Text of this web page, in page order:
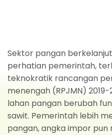
Sektor pangan
perhatian pemerintah,
teknokratik rancangan
menengah (RPJMN)
lahan pangan berubah
sawit. Pemerintah lebih
pangan, angka impor pun